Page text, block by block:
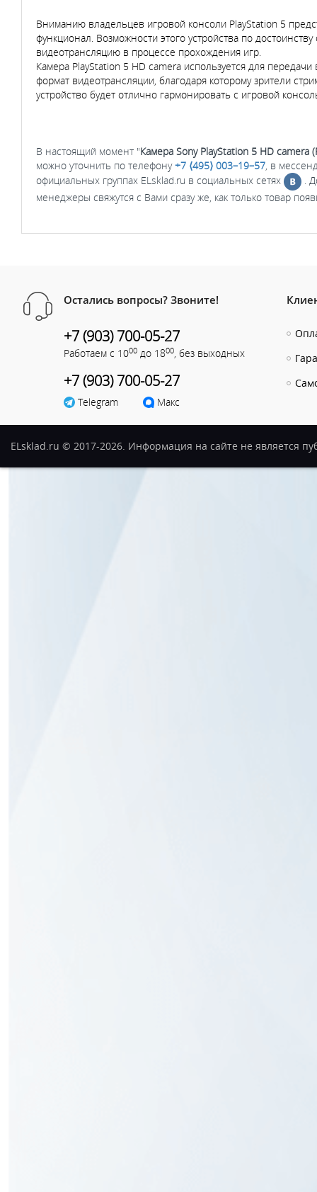
Вниманию владельцев игровой консоли PlayStation 5
функционал. Возможности этого устройства по
видеотрансляцию в процессе прохождения игр.
Камера PlayStation 5 HD camera используется для
формат видеотрансляции, благодаря которому зрители
устройство будет отлично гармонировать с игровой
В настоящий момент "Камера Sony PlayStation 5 HD camera
можно уточнить по телефону+7 ⟨495⟩ 003–19–57 , в
официальных группах ELsklad.ru в социальных сетях
.
менеджеры свяжутся с Вами сразу же, как только товар
Остались вопросы? Звоните!
+7 (903) 700-05-27
Работаем с 1000 до 1800, без выходных
+7 (903) 700-05-27
Telegram Макс
ELsklad.ru © 2017-2026. Информация на сайте не является